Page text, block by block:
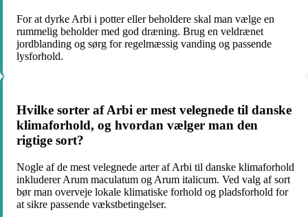
For at dyrke Arbi i potter eller beholdere skal man vælge en
rummelig beholder med god dræning. Brug en veldrænet
jordblanding og sørg for regelmæssig vanding og passende
lysforhold.
Hvilke sorter af Arbi er mest velegnede til danske
klimaforhold, og hvordan vælger man den
rigtige sort?
Nogle af de mest velegnede arter af Arbi til danske klimaforhold
inkluderer Arum maculatum og Arum italicum. Ved valg af sort
bør man overveje lokale klimatiske forhold og pladsforhold for
at sikre passende vækstbetingelser.